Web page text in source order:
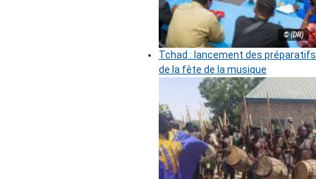
© (DR)
Tchad : lancement des préparatifs
de la fête de la musique